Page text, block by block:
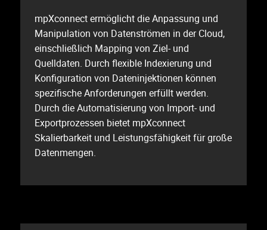
mpXconnect ermöglicht die Anpassung und
Manipulation von Datenströmen in der Cloud,
einschließlich Mapping von Ziel- und
Quelldaten. Durch flexible Indexierung und
Konfiguration von Dateninjektionen können
spezifische Anforderungen erfüllt werden.
Durch die Automatisierung von Import- und
Exportprozessen bietet mpXconnect
Skalierbarkeit und Leistungsfähigkeit für große
Datenmengen.